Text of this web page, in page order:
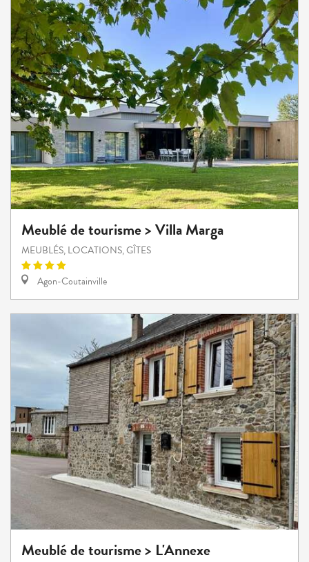
Meublé de tourisme > Villa Marga
MEUBLÉS, LOCATIONS, GÎTES
Agon-Coutainville
Meublé de tourisme > L'Annexe